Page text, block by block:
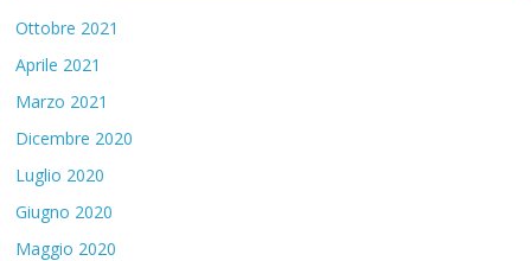
Ottobre 2021
Aprile 2021
Marzo 2021
Dicembre 2020
Luglio 2020
Giugno 2020
Maggio 2020